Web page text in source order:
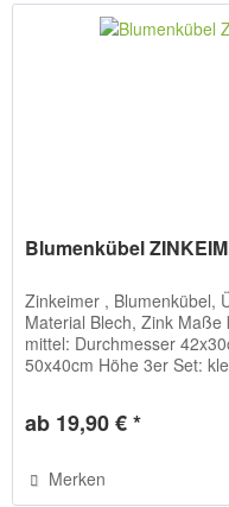
Blumenkübel
Zinkeimer , Blumenkübel,
Material Blech, Zink
mittel: Durchmesser
50x40cm Höhe 3er Set:
ab 19,90 € *
Merken